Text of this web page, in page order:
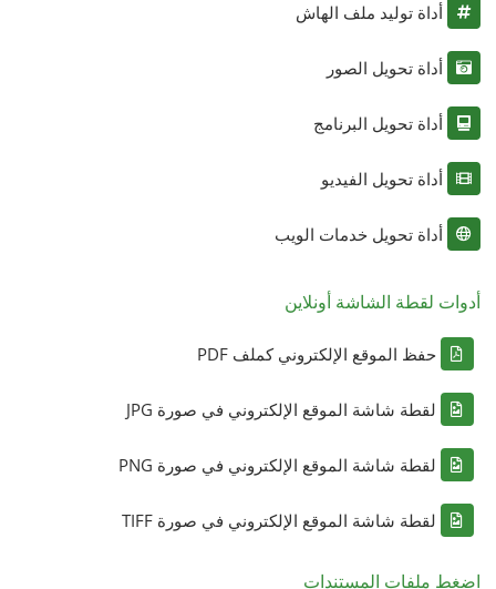
أداة توليد ملف الهاش
أداة تحويل الصور
أداة تحويل البرنامج
أداة تحويل الفيديو
أداة تحويل خدمات الويب
أدوات لقطة الشاشة أونلاين
حفظ الموقع الإلكتروني كملف PDF
لقطة شاشة الموقع الإلكتروني في صورة JPG
لقطة شاشة الموقع الإلكتروني في صورة PNG
لقطة شاشة الموقع الإلكتروني في صورة TIFF
اضغط ملفات المستندات